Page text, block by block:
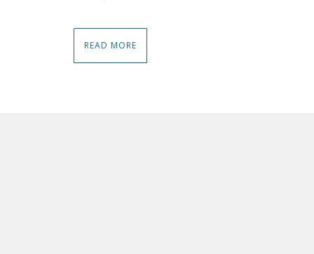
READ MORE